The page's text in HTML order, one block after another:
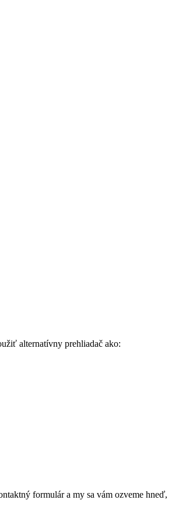
alternatívny prehliadač ako:
formulár a my sa vám ozveme hneď,